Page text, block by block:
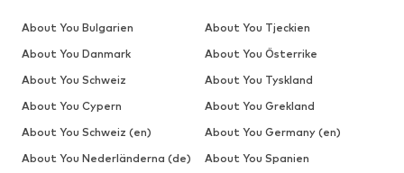
About You Bulgarien
About You Tjeckien
About You Danmark
About You Österrike
About You Schweiz
About You Tyskland
About You Cypern
About You Grekland
About You Schweiz (en)
About You Germany (en)
About You Nederländerna (de)
About You Spanien